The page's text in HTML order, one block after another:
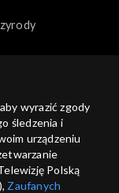
siła!
wyrazić zgody
śledzenia i
urządzeniu
Polską
Zaufanych